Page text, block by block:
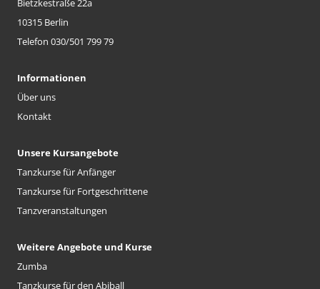
Bietzkestraße 22a
10315 Berlin
Telefon 030/501 799 79
Informationen
Über uns
Kontakt
Unsere Kursangebote
Tanzkurse für Anfänger
Tanzkurse für Fortgeschrittene
Tanzveranstaltungen
Weitere Angebote und Kurse
Zumba
Tanzkurse für den Abiball